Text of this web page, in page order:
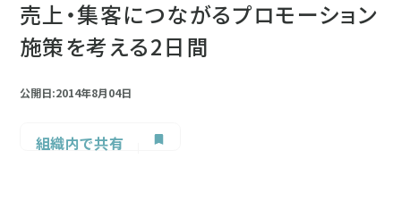
売上・集客につながるプロモーション
施策を考える2日間
公開日:2014年8月04日
組織内で共有